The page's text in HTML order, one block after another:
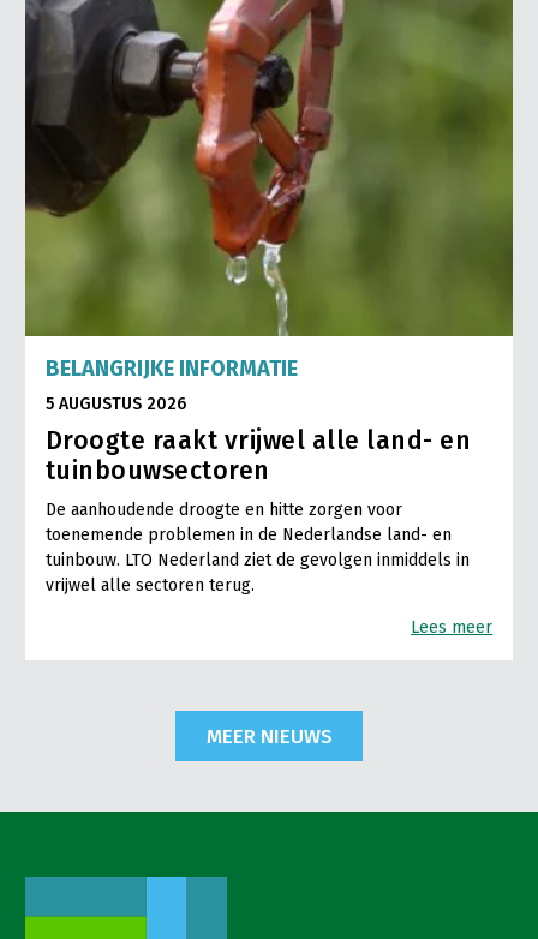
BELANGRIJKE INFORMATIE
5 AUGUSTUS 2026
Droogte raakt vrijwel alle land- en
tuinbouwsectoren
De aanhoudende droogte en hitte zorgen voor
toenemende problemen in de Nederlandse land- en
tuinbouw. LTO Nederland ziet de gevolgen inmiddels in
vrijwel alle sectoren terug.
Lees meer
MEER NIEUWS